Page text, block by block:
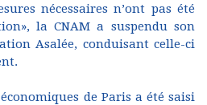
nécessaires n’ont pas été
la CNAM a suspendu son
Asalée, conduisant celle-ci
de Paris a été saisi